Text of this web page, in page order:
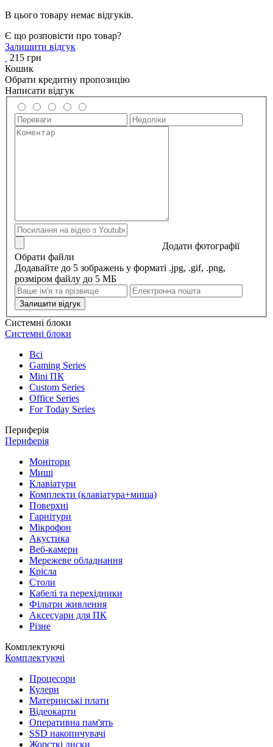
В цього товару немає відгуків.
Є що розповісти про товар?
Залишити відгук
215 грн
Кошик
Обрати кредитну пропозицію
Написати відгук
Додати фотографії
Обрати файли
Додавайте до 5 зображень у форматі .jpg, .gif, .png,
розміром файлу до 5 МБ
Залишити відгук
Системні блоки
Системні блоки
Всі
Gaming Series
Mini ПК
Custom Series
Office Series
For Today Series
Периферія
Периферія
Монітори
Миші
Клавіатури
Комплекти (клавіатура+миша)
Поверхні
Гарнітури
Мікрофон
Акустика
Веб-камери
Мережеве обладнання
Крісла
Столи
Кабелі та перехідники
Фільтри живлення
Аксесуари для ПК
Різне
Комплектуючі
Комплектуючі
Процесори
Кулери
Материнські плати
Відеокарти
Оперативна пам'ять
SSD накопичувачі
Жорсткі диски